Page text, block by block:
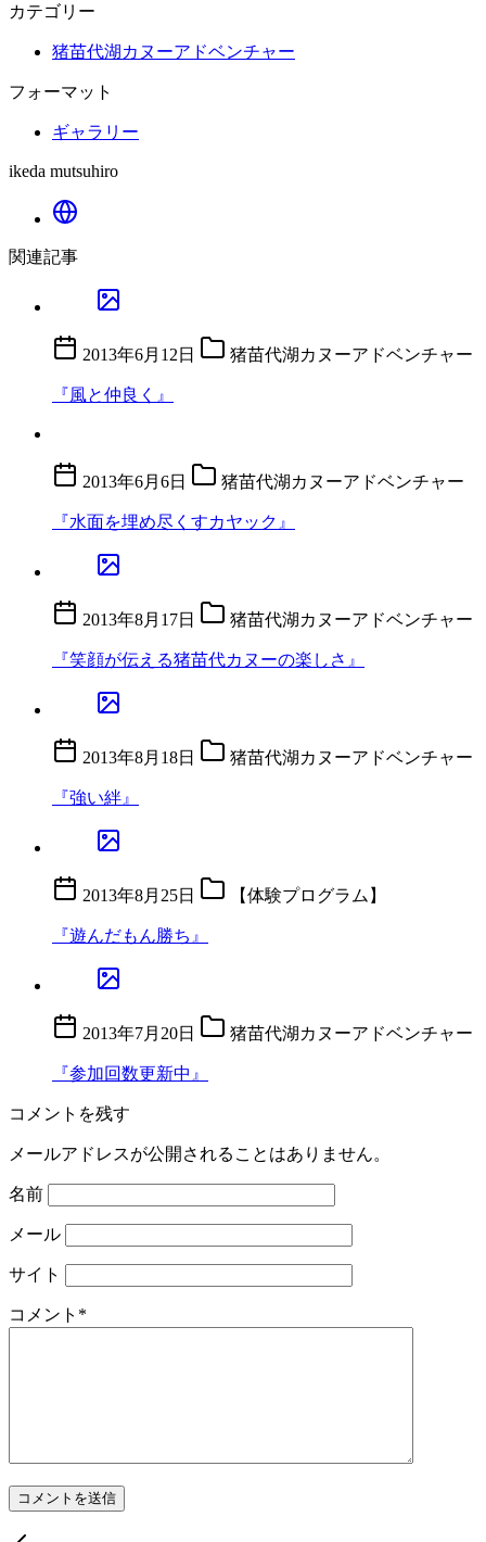
カテゴリー
猪苗代湖カヌーアドベンチャー
フォーマット
ギャラリー
ikeda mutsuhiro
関連記事
2013年6月12日 猪苗代湖カヌーアドベンチャー
『風と仲良く』
2013年6月6日 猪苗代湖カヌーアドベンチャー
『水面を埋め尽くすカヤック』
2013年8月17日 猪苗代湖カヌーアドベンチャー
『笑顔が伝える猪苗代カヌーの楽しさ』
2013年8月18日 猪苗代湖カヌーアドベンチャー
『強い絆』
2013年8月25日 【体験プログラム】
『遊んだもん勝ち』
2013年7月20日 猪苗代湖カヌーアドベンチャー
『参加回数更新中』
コメントを残す
メールアドレスが公開されることはありません。
名前
メール
サイト
コメント *